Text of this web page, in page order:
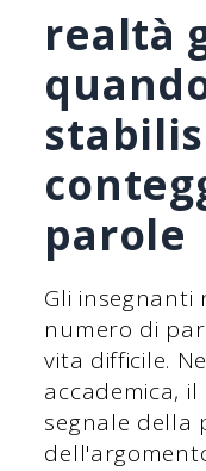
realtà
parole
Gli insegnanti
numero di
vita difficile.
accademica,
segnale della